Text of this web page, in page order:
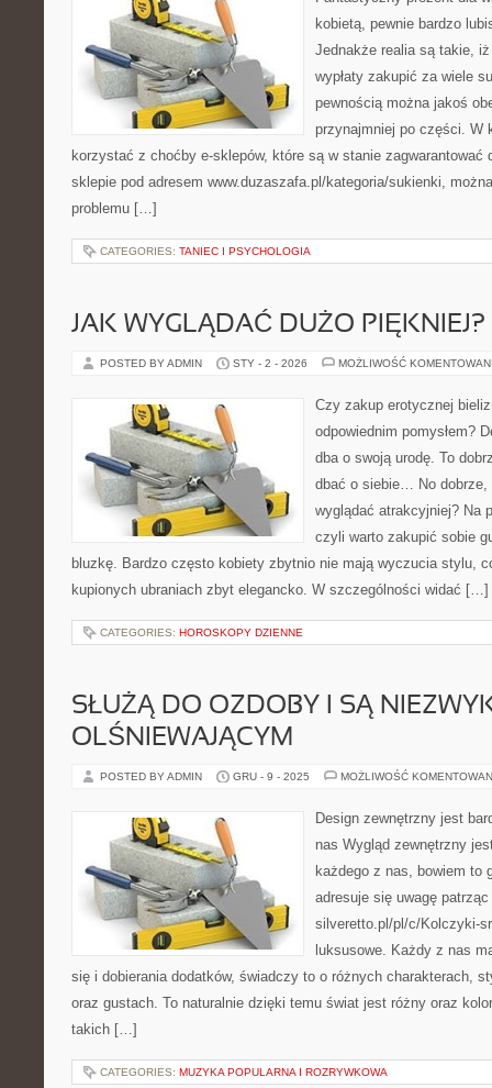
kobietą, pewnie bardzo
Jednakże realia są takie,
wypłaty zakupić za wiele
pewnością można jakoś
przynajmniej po części. W
korzystać z choćby e-sklepów, które są w stanie zagwarantować
sklepie pod adresem www.duzaszafa.pl/kategoria/sukienki,
problemu […]
CATEGORIES: TANIEC I PSYCHOLOGIA
JAK WYGLĄDAĆ DUŻO PIĘKNIEJ?
POSTED BY ADMIN STY - 2 - 2026 MOŻLIWOŚĆ
Czy zakup erotycznej
odpowiednim pomysłem?
dba o swoją urodę. To
dbać o siebie… No
wyglądać atrakcyjniej? Na
czyli warto zakupić sobie
bluzkę. Bardzo często kobiety zbytnio nie mają wyczucia stylu,
kupionych ubraniach zbyt elegancko. W szczególności widać […]
CATEGORIES: HOROSKOPY DZIENNE
SŁUŻĄ DO OZDOBY I SĄ
OLŚNIEWAJĄCYM
POSTED BY ADMIN GRU - 9 - 2025 MOŻLIWOŚĆ
Design zewnętrzny jest
nas Wygląd zewnętrzny
każdego z nas, bowiem to
adresuje się uwagę
silveretto.pl/pl/c/Kolczyki-
luksusowe. Każdy z nas
się i dobierania dodatków, świadczy to o różnych charakterach,
oraz gustach. To naturalnie dzięki temu świat jest różny oraz
takich […]
CATEGORIES: MUZYKA POPULARNA I ROZRYWKOWA